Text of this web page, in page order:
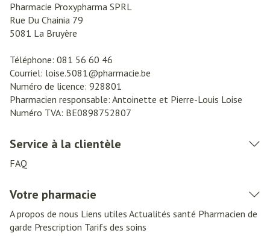
Pharmacie Proxypharma SPRL
Rue Du Chainia 79
5081 La Bruyère
Téléphone: 081 56 60 46
Courriel: loise.5081@pharmacie.be
Numéro de licence: 928801
Pharmacien responsable: Antoinette et Pierre-Louis Loise
Numéro TVA: BE0898752807
Service à la clientèle
FAQ
Votre pharmacie
A propos de nous Liens utiles Actualités santé Pharmacien de
garde Prescription Tarifs des soins